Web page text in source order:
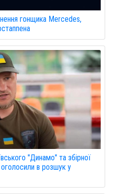
гонщика Mercedes,
"Динамо" та збірної
в розшук у